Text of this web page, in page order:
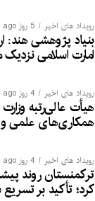
رویداد های اخیر 5 روز ago
بنیاد پژوهشی هند:
امارت اسلامی
رویداد های اخیر 4 روز ago
هیأت عالی‌رتبه
همکاری‌های علمی و
رویداد های اخیر 4 روز ago
ترکمنستان روند
کرد؛ تأکید بر